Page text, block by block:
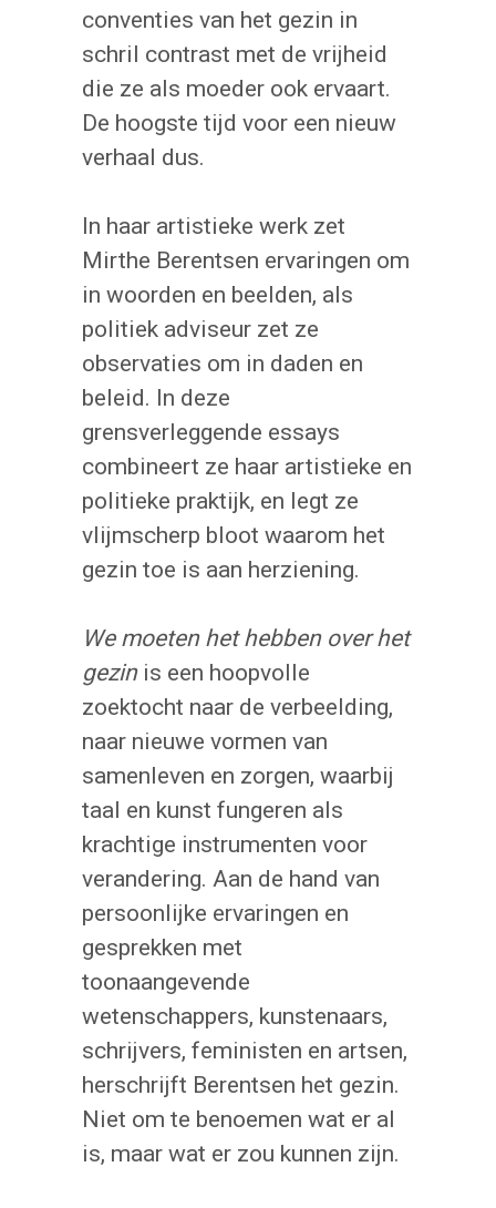
conventies van het gezin in
schril contrast met de vrijheid
die ze als moeder ook ervaart.
De hoogste tijd voor een nieuw
verhaal dus.
In haar artistieke werk zet
Mirthe Berentsen ervaringen om
in woorden en beelden, als
politiek adviseur zet ze
observaties om in daden en
beleid. In deze
grensverleggende essays
combineert ze haar artistieke en
politieke praktijk, en legt ze
vlijmscherp bloot waarom het
gezin toe is aan herziening.
We moeten het hebben over het
gezin is een hoopvolle
zoektocht naar de verbeelding,
naar nieuwe vormen van
samenleven en zorgen, waarbij
taal en kunst fungeren als
krachtige instrumenten voor
verandering. Aan de hand van
persoonlijke ervaringen en
gesprekken met
toonaangevende
wetenschappers, kunstenaars,
schrijvers, feministen en artsen,
herschrijft Berentsen het gezin.
Niet om te benoemen wat er al
is, maar wat er zou kunnen zijn.